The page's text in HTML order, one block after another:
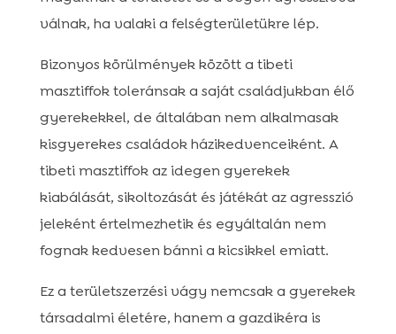
válnak, ha valaki a felségterületükre lép.
Bizonyos körülmények között a tibeti
masztiffok toleránsak a saját családjukban élő
gyerekekkel, de általában nem alkalmasak
kisgyerekes családok házikedvenceiként. A
tibeti masztiffok az idegen gyerekek
kiabálását, sikoltozását és játékát az agresszió
jeleként értelmezhetik és egyáltalán nem
fognak kedvesen bánni a kicsikkel emiatt.
Ez a területszerzési vágy nemcsak a gyerekek
társadalmi életére, hanem a gazdikéra is